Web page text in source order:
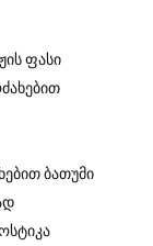
ფასი
ბათუმი